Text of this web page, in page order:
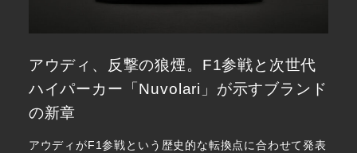
アウディ、反撃の狼煙。F1参戦と次世代
ハイパーカー「Nuvolari」が示すブランド
の新章
アウディがF1参戦という歴史的な転換点に合わせて発表